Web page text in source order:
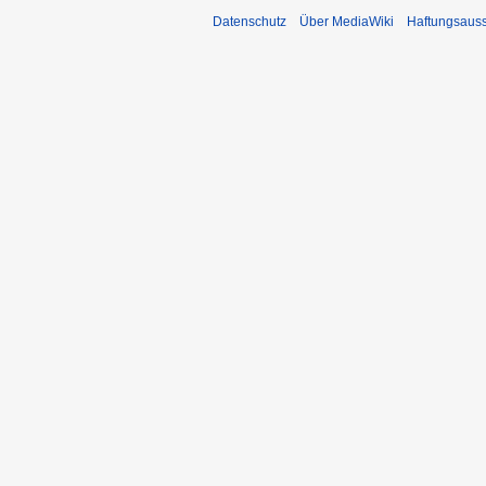
Datenschutz Über MediaWiki